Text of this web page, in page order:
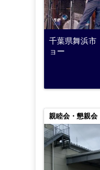
千葉県舞浜
ョー
親睦会・懇親会